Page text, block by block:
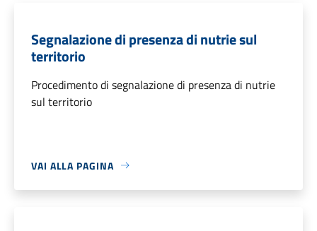
Segnalazione di presenza di nutrie sul
territorio
Procedimento di segnalazione di presenza di nutrie
sul territorio
VAI ALLA PAGINA